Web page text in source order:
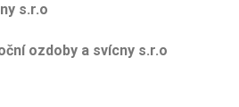
s.r.o
ozdoby a svícny s.r.o